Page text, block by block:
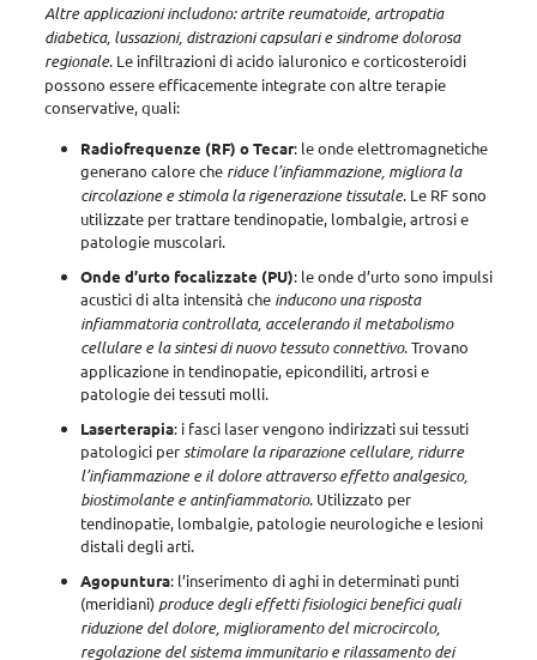
Altre applicazioni includono: artrite reumatoide, artropatia
diabetica, lussazioni, distrazioni capsulari e sindrome dolorosa
regionale. Le infiltrazioni di acido ialuronico e corticosteroidi
possono essere efficacemente integrate con altre terapie
conservative, quali:
Radiofrequenze (RF) o Tecar: le onde elettromagnetiche
generano calore che riduce l’infiammazione, migliora la
circolazione e stimola la rigenerazione tissutale. Le RF sono
utilizzate per trattare tendinopatie, lombalgie, artrosi e
patologie muscolari.
Onde d’urto focalizzate (PU): le onde d’urto sono impulsi
acustici di alta intensità che inducono una risposta
infiammatoria controllata, accelerando il metabolismo
cellulare e la sintesi di nuovo tessuto connettivo. Trovano
applicazione in tendinopatie, epicondiliti, artrosi e
patologie dei tessuti molli.
Laserterapia: i fasci laser vengono indirizzati sui tessuti
patologici perstimolare la riparazione cellulare, ridurre
l’infiammazione e il dolore attraverso effetto analgesico,
biostimolante e antinfiammatorio. Utilizzato per
tendinopatie, lombalgie, patologie neurologiche e lesioni
distali degli arti.
Agopuntura: l’inserimento di aghi in determinati punti
(meridiani) produce degli effetti fisiologici benefici quali
riduzione del dolore, miglioramento del microcircolo,
regolazione del sistema immunitario e rilassamento dei